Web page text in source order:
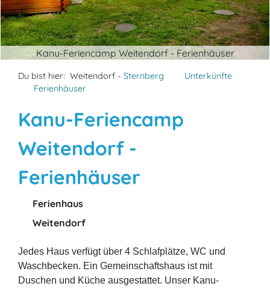
Kanu-Feriencamp Weitendorf - Ferienhäuser
Du bist hier: Weitendorf - Sternberg
Unterkünfte
Ferienhäuser
Kanu-Feriencamp
Weitendorf -
Ferienhäuser
Ferienhaus
Weitendorf
Jedes Haus verfügt über 4 Schlafplätze, WC und
Waschbecken. Ein Gemeinschaftshaus ist mit
Duschen und Küche ausgestattet. Unser Kanu-